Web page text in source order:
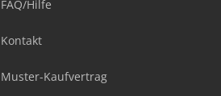
FAQ/Hilfe
Kontakt
Muster-Kaufvertrag